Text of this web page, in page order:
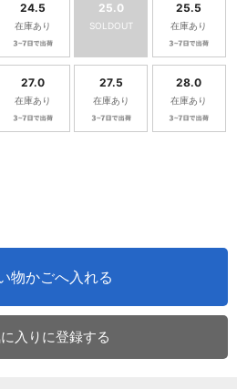
24.5
在庫あり
25.0
SOLDOUT
25.5
在庫あり
27.0
在庫あり
27.5
在庫あり
28.0
在庫あり
物かごへ入れる
入りに登録する